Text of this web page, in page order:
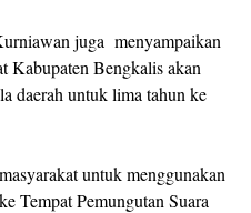
juga menyampaikan
Kabupaten Bengkalis akan
daerah untuk lima tahun ke
untuk menggunakan
Tempat Pemungutan Suara